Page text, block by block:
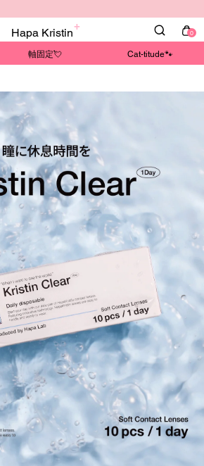
Hapa Kristin 0
軸固定💘 Cat-titude🐾